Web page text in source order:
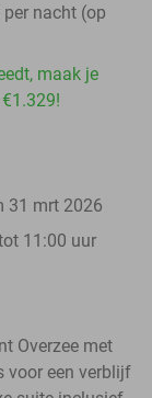
nacht (op
maak je
31 mrt 2026
11:00 uur
Overzee met
voor een verblijf